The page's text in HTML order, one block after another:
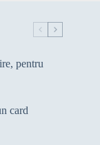
pentru
card